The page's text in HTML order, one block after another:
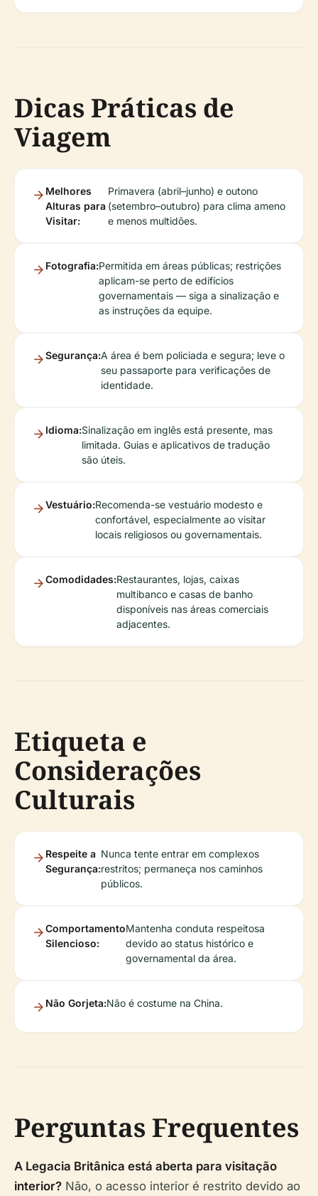
Dicas Práticas de
Viagem
Melhores
Alturas para
Visitar:
Primavera (abril–junho) e outono
(setembro–outubro) para clima ameno
e menos multidões.
Fotografia:Permitida em áreas públicas; restrições
aplicam-se perto de edifícios
governamentais — siga a sinalização e
as instruções da equipe.
Segurança:A área é bem policiada e segura; leve o
seu passaporte para verificações de
identidade.
Idioma:Sinalização em inglês está presente, mas
limitada. Guias e aplicativos de tradução
são úteis.
Vestuário:Recomenda-se vestuário modesto e
confortável, especialmente ao visitar
locais religiosos ou governamentais.
Comodidades:Restaurantes, lojas, caixas
multibanco e casas de banho
disponíveis nas áreas comerciais
adjacentes.
Etiqueta e
Considerações
Culturais
Respeite a
Segurança:
Nunca tente entrar em complexos
restritos; permaneça nos caminhos
públicos.
Comportamento
Silencioso:
Mantenha conduta respeitosa
devido ao status histórico e
governamental da área.
Não Gorjeta:Não é costume na China.
Perguntas Frequentes
A Legacia Britânica está aberta para visitação
interior? Não, o acesso interior é restrito devido ao